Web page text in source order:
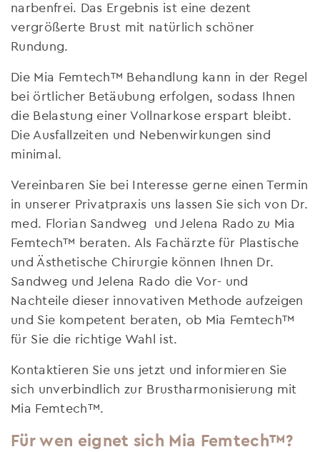
narbenfrei. Das Ergebnis ist eine dezent
vergrößerte Brust mit natürlich schöner
Rundung.
Die Mia Femtech™ Behandlung kann in der Regel
bei örtlicher Betäubung erfolgen, sodass Ihnen
die Belastung einer Vollnarkose erspart bleibt.
Die Ausfallzeiten und Nebenwirkungen sind
minimal.
Vereinbaren Sie bei Interesse gerne einen Termin
in unserer Privatpraxis uns lassen Sie sich von Dr.
med. Florian Sandweg und Jelena Rado zu Mia
Femtech™ beraten. Als Fachärzte für Plastische
und Ästhetische Chirurgie können Ihnen Dr.
Sandweg und Jelena Rado die Vor- und
Nachteile dieser innovativen Methode aufzeigen
und Sie kompetent beraten, ob Mia Femtech™
für Sie die richtige Wahl ist.
Kontaktieren Sie uns jetzt und informieren Sie
sich unverbindlich zur Brustharmonisierung mit
Mia Femtech™.
Für wen eignet sich Mia Femtech™?